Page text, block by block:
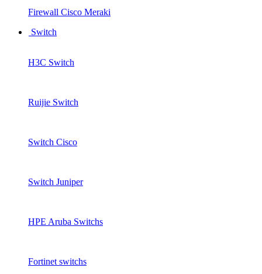
Firewall Cisco Meraki
Switch
H3C Switch
Ruijie Switch
Switch Cisco
Switch Juniper
HPE Aruba Switchs
Fortinet switchs